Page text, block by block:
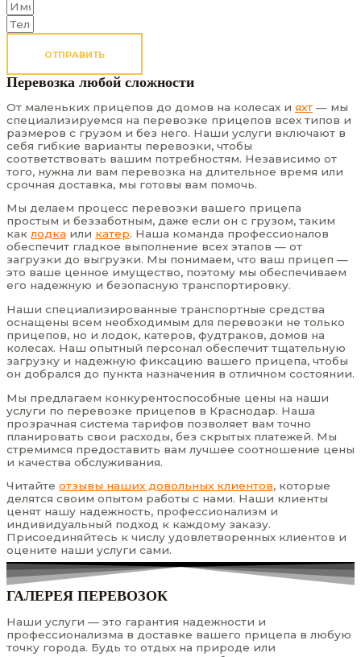
ОТПРАВИТЬ
Перевозка любой сложности
От маленьких прицепов до домов на колесах и яхт — мы
специализируемся на перевозке прицепов всех типов и
размеров с грузом и без него. Наши услуги включают в
себя гибкие варианты перевозки, чтобы
соответствовать вашим потребностям. Независимо от
того, нужна ли вам перевозка на длительное время или
срочная доставка, мы готовы вам помочь.
Мы делаем процесс перевозки вашего прицепа
простым и беззаботным, даже если он с грузом, таким
как лодка или катер. Наша команда профессионалов
обеспечит гладкое выполнение всех этапов — от
загрузки до выгрузки. Мы понимаем, что ваш прицеп —
это ваше ценное имущество, поэтому мы обеспечиваем
его надежную и безопасную транспортировку.
Наши специализированные транспортные средства
оснащены всем необходимым для перевозки не только
прицепов, но и лодок, катеров, фудтраков, домов на
колесах. Наш опытный персонал обеспечит тщательную
загрузку и надежную фиксацию вашего прицепа, чтобы
он добрался до пункта назначения в отличном состоянии.
Мы предлагаем конкурентоспособные цены на наши
услуги по перевозке прицепов в Краснодар. Наша
прозрачная система тарифов позволяет вам точно
планировать свои расходы, без скрытых платежей. Мы
стремимся предоставить вам лучшее соотношение цены
и качества обслуживания.
Читайте отзывы наших довольных клиентов, которые
делятся своим опытом работы с нами. Наши клиенты
ценят нашу надежность, профессионализм и
индивидуальный подход к каждому заказу.
Присоединяйтесь к числу удовлетворенных клиентов и
оцените наши услуги сами.
ГАЛЕРЕЯ ПЕРЕВОЗОК
Наши услуги — это гарантия надежности и
профессионализма в доставке вашего прицепа в любую
точку города. Будь то отдых на природе или